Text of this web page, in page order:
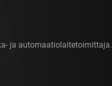
ja automaatiolaitetoimittaja.